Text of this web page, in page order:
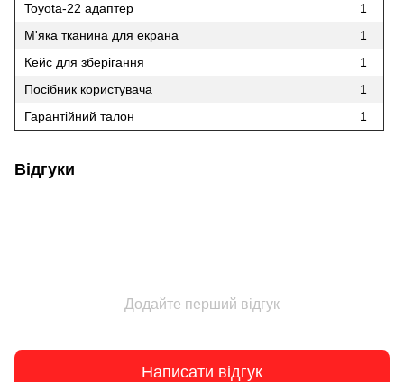
Toyota-22 адаптер
1
М'яка тканина для екрана
1
Кейс для зберігання
1
Посібник користувача
1
Гарантійний талон
1
Відгуки
Додайте перший відгук
Написати відгук